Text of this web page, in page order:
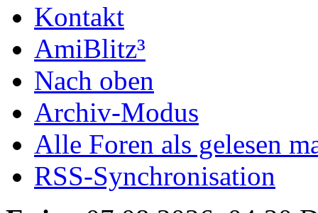
Kontakt
AmiBlitz³
Nach oben
Archiv-Modus
Alle Foren als gelesen
RSS-Synchronisation